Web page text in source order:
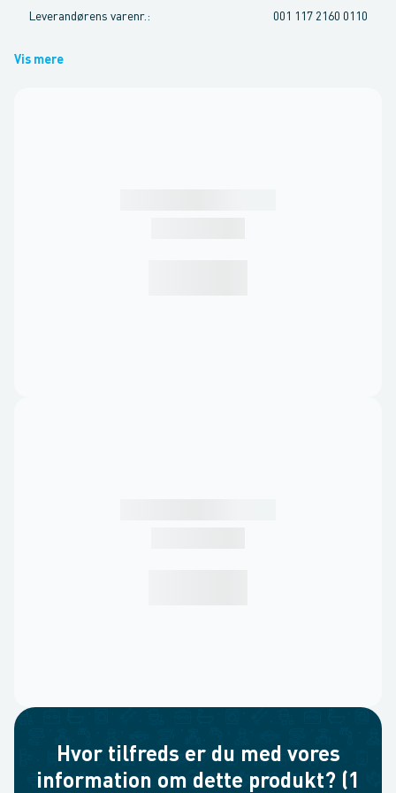
Leverandørens varenr. : 001 117 2160 0110
Vis mere
Hvor tilfreds er du med vores
information om dette produkt? (1